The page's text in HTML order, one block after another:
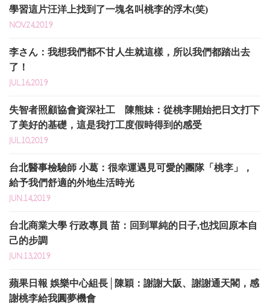
學習這片汪洋上找到了一塊名叫桃李的浮木(笑)
NOV.24,2019
李さん：我想我們都不甘人生就這樣，所以我們都踏出去
了！
JUL.16,2019
失智者照顧協會資深社工 陳熊妹：從桃李開始把日文打下
了美好的基礎，這是我打工度假時得到的感受
JUL.10,2019
台北醫事檢驗師 小葛：很幸運遇見可愛的團隊「桃李」，
給予我們舒適的外地生活時光
JUN.14,2019
台北商業大學 行政專員 苗：回到單純的日子,也找回原本自
己的步調
JUN.13,2019
蘋果日報 娛樂中心組長│陳穎：謝謝大阪、謝謝通天閣，感
謝桃李給我圓夢機會